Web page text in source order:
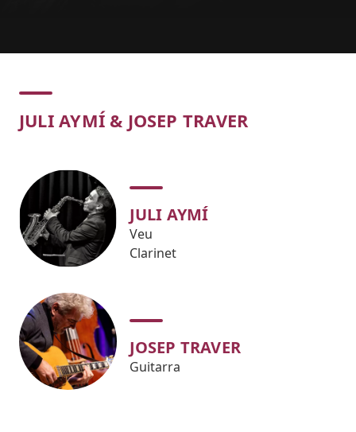
Concert
JULI AYMÍ & JOSEP TRAVER
JULI AYMÍ
Veu
Clarinet
JOSEP TRAVER
Guitarra